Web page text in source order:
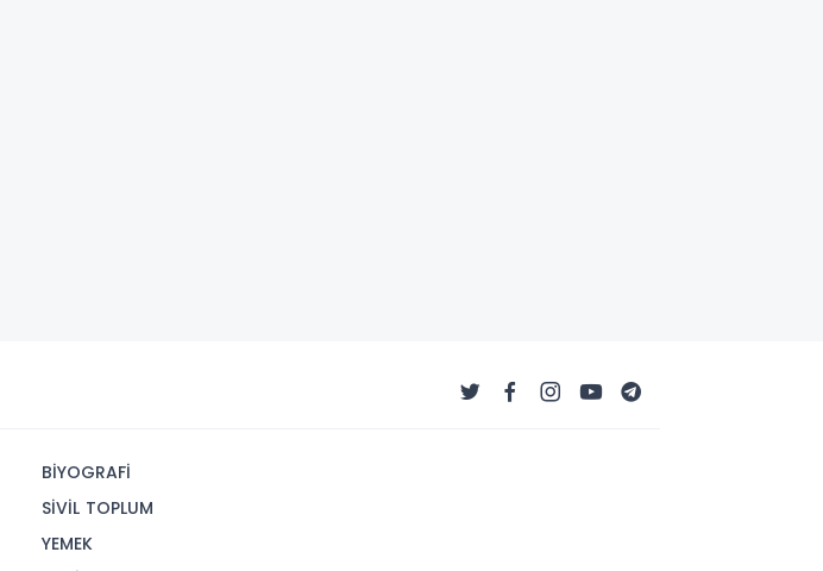
BİYOGRAFİ
SİVİL TOPLUM
YEMEK